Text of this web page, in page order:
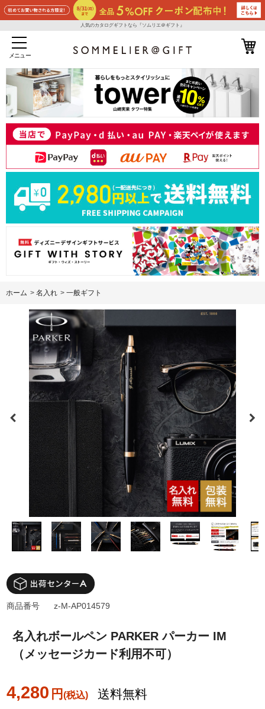
人気のカタログギフトなら『ソムリエ＠ギフト』
メニュー
ホーム > 名入れ > 一般ギフト
名入れボールペン PARKER パーカー IM
（メッセージカード利用不可）
4,280 円 送料無料
商品番号 z-M-AP014579